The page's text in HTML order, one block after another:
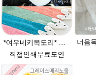
*여우네키목도리* 뜨는법 동영상링크 + 대바늘뜨개질 유아 어린이목도리뜨기 리본목도리 아기목도리뜨기 아기목도리뜨개질 목도리뜨개질종류
직접인쇄무료도안